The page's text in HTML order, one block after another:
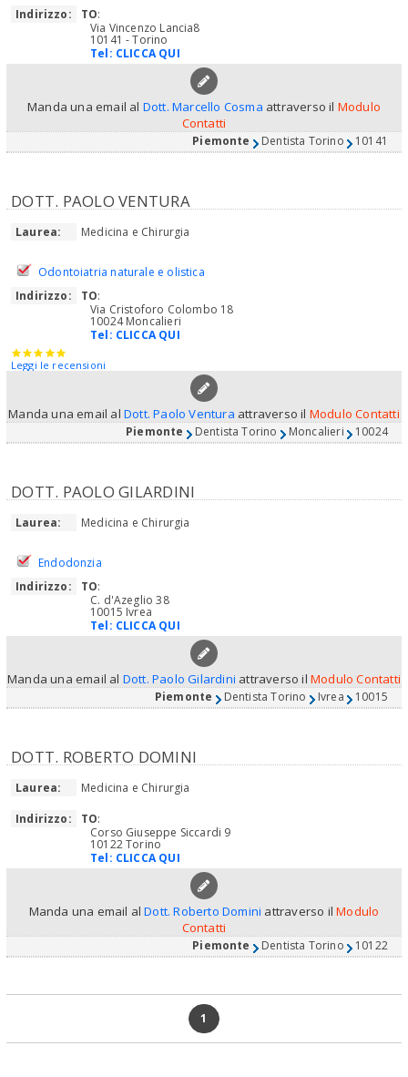
Indirizzo:
TO:
Via Vincenzo Lancia8
10141 - Torino
Tel: CLICCA QUI
Manda una email al Dott. Marcello Cosma attraverso il Modulo
Contatti
Piemonte Dentista Torino 10141
DOTT. PAOLO VENTURA
Laurea: Medicina e Chirurgia
Odontoiatria naturale e olistica
Indirizzo:
TO:
Via Cristoforo Colombo 18
10024 Moncalieri
Tel: CLICCA QUI
Leggi le recensioni
Manda una email alDott. Paolo Ventura attraverso il Modulo Contatti
Piemonte Dentista Torino Moncalieri 10024
DOTT. PAOLO GILARDINI
Laurea: Medicina e Chirurgia
Endodonzia
Indirizzo:
TO:
C. d'Azeglio 38
10015 Ivrea
Tel: CLICCA QUI
Manda una email al Dott. Paolo Gilardini attraverso il Modulo Contatti
Piemonte Dentista Torino Ivrea 10015
DOTT. ROBERTO DOMINI
Laurea:
Medicina e Chirurgia
Indirizzo:
TO:
Corso Giuseppe Siccardi 9
10122 Torino
Tel: CLICCA QUI
Manda una email alDott. Roberto Domini attraverso ilModulo
Contatti
Piemonte Dentista Torino 10122
1